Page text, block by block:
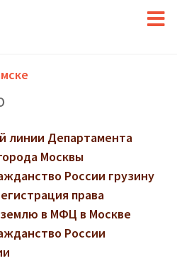
линии Департамента
Москвы
России грузину
права
в МФЦ в Москве
России